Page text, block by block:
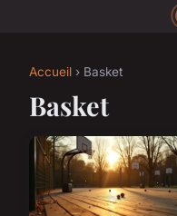
Accueil › Basket
Basket